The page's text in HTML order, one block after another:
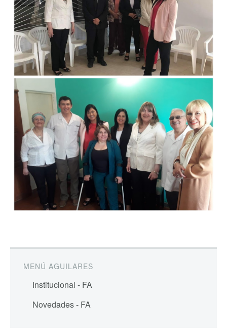
MENÚ AGUILARES
Institucional - FA
Novedades - FA